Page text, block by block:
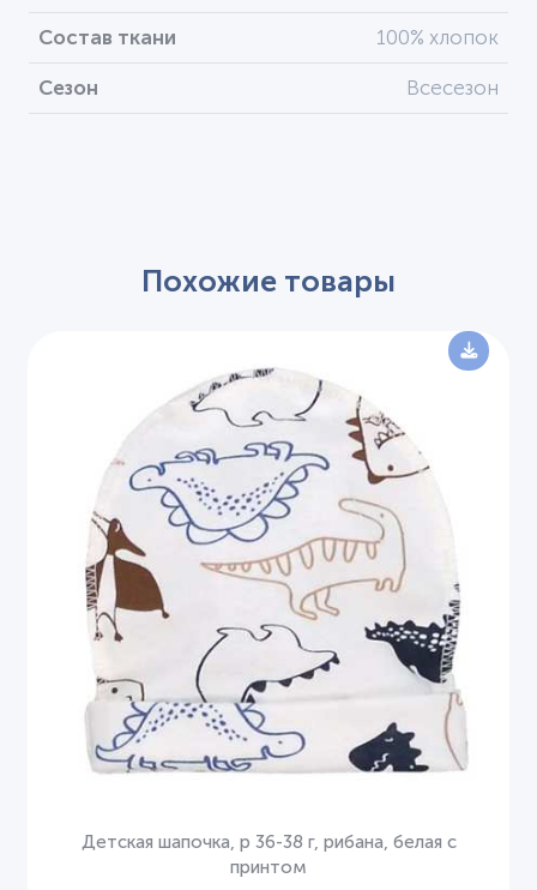
Состав ткани 100% хлопок
Сезон Всесезон
Похожие товары
Детская шапочка, р 36-38 г, рибана, белая с
принтом